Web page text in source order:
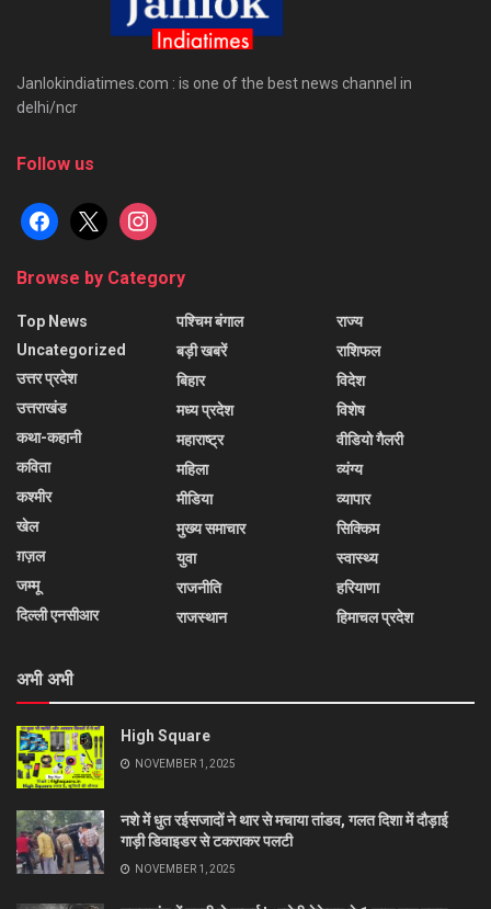
Janlokindiatimes.com : is one of the best news channel in
delhi/ncr
Follow us
facebook
x instagram
Browse by Category
Top News
Uncategorized
उत्तर प्रदेश
उत्तराखंड
कथा-कहानी
कविता
कश्मीर
खेल
ग़ज़ल
जम्मू
दिल्ली एनसीआर
पश्चिम बंगाल
बड़ी खबरें
बिहार
मध्य प्रदेश
महाराष्ट्र
महिला
मीडिया
मुख्य समाचार
युवा
राजनीति
राजस्थान
राज्य
राशिफल
विदेश
विशेष
वीडियो गैलरी
व्यंग्य
व्यापार
सिक्किम
स्वास्थ्य
हरियाणा
हिमाचल प्रदेश
अभी अभी
High Square
NOVEMBER 1, 2025
नशे में धुत रईसजादों ने थार से मचाया तांडव, गलत दिशा में दौड़ाई
गाड़ी डिवाइडर से टकराकर पलटी
NOVEMBER 1, 2025